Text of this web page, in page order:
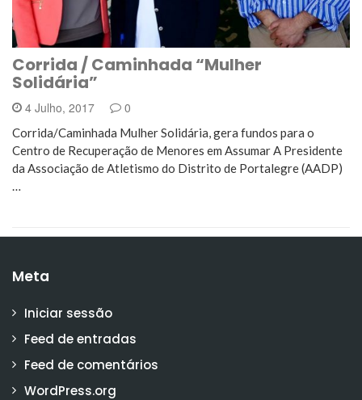
Corrida / Caminhada “Mulher
Solidária”
4 Julho, 2017 0
Corrida/Caminhada Mulher Solidária, gera fundos para o
Centro de Recuperação de Menores em Assumar A Presidente
da Associação de Atletismo do Distrito de Portalegre (AADP)
Meta
Iniciar sessão
Feed de entradas
Feed de comentários
WordPress.org